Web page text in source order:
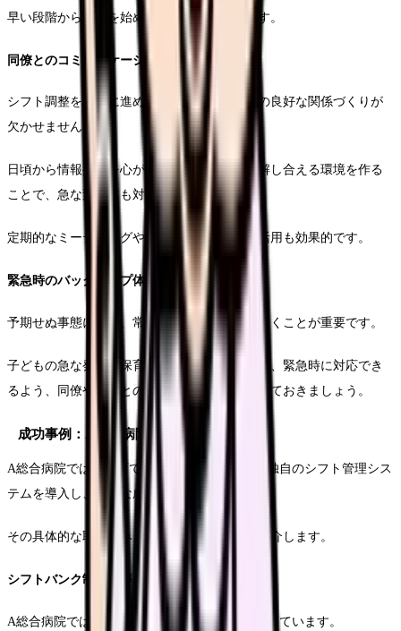
早い段階から調整を始めることをお勧めします。
同僚とのコミュニケーション戦略
シフト調整を円滑に進めるためには、同僚との良好な関係づくりが
欠かせません。
日頃から情報共有を心がけ、互いの状況を理解し合える環境を作る
ことで、急な変更にも対応しやすくなります。
定期的なミーティングやグループチャットの活用も効果的です。
緊急時のバックアップ体制
予期せぬ事態に備え、常に代替案を用意しておくことが重要です。
子どもの急な発熱や保育園からの呼び出しなど、緊急時に対応でき
るよう、同僚や上司との事前の取り決めを行っておきましょう。
成功事例：A総合病院のケース
A総合病院では、子育て中の看護師を支援する独自のシフト管理シス
テムを導入し、大きな成果を上げています。
その具体的な取り組みと成功のポイントをご紹介します。
シフトバンク制度の導入
A総合病院では、「シフトバンク制度」を導入しています。